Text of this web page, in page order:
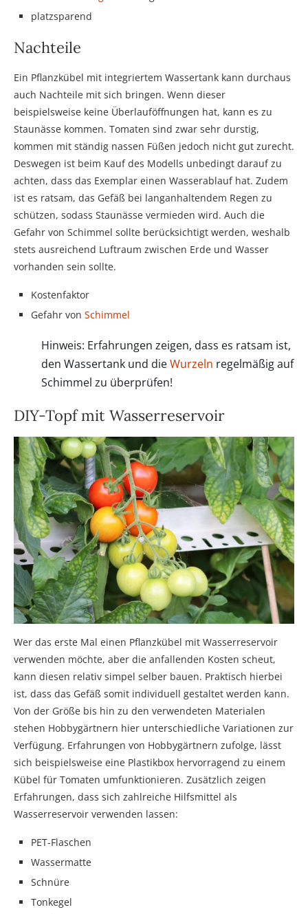
platzsparend
Nachteile
Ein Pflanzkübel mit integriertem Wassertank kann durchaus
auch Nachteile mit sich bringen. Wenn dieser
beispielsweise keine Überlauföffnungen hat, kann es zu
Staunässe kommen. Tomaten sind zwar sehr durstig,
kommen mit ständig nassen Füßen jedoch nicht gut zurecht.
Deswegen ist beim Kauf des Modells unbedingt darauf zu
achten, dass das Exemplar einen Wasserablauf hat. Zudem
ist es ratsam, das Gefäß bei langanhaltendem Regen zu
schützen, sodass Staunässe vermieden wird. Auch die
Gefahr von Schimmel sollte berücksichtigt werden, weshalb
stets ausreichend Luftraum zwischen Erde und Wasser
vorhanden sein sollte.
Kostenfaktor
Gefahr von Schimmel
Hinweis: Erfahrungen zeigen, dass es ratsam ist,
den Wassertank und dieWurzeln regelmäßig auf
Schimmel zu überprüfen!
DIY-Topf mit Wasserreservoir
Wer das erste Mal einen Pflanzkübel mit Wasserreservoir
verwenden möchte, aber die anfallenden Kosten scheut,
kann diesen relativ simpel selber bauen. Praktisch hierbei
ist, dass das Gefäß somit individuell gestaltet werden kann.
Von der Größe bis hin zu den verwendeten Materialen
stehen Hobbygärtnern hier unterschiedliche Variationen zur
Verfügung. Erfahrungen von Hobbygärtnern zufolge, lässt
sich beispielsweise eine Plastikbox hervorragend zu einem
Kübel für Tomaten umfunktionieren. Zusätzlich zeigen
Erfahrungen, dass sich zahlreiche Hilfsmittel als
Wasserreservoir verwenden lassen:
PET-Flaschen
Wassermatte
Schnüre
Tonkegel